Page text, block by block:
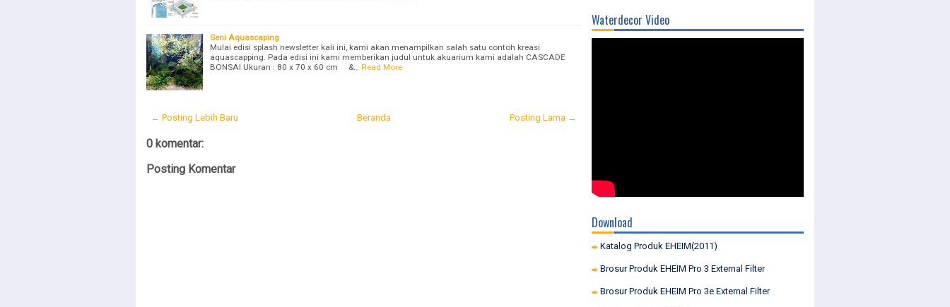
Seni Aquascaping
Mulai edisi splash newsletter kali ini, kami akan menampilkan salah satu contoh kreasi
aquascapping. Pada edisi ini kami memberikan judul untuk akuarium kami adalah CASCADE
BONSAI Ukuran : 80 x 70 x 60 cm &…
Read More
← Posting Lebih Baru Posting Lama →
Beranda
0 komentar:
Posting Komentar
Waterdecor Video
Download
Katalog Produk EHEIM(2011)
Brosur Produk EHEIM Pro 3 External Filter
Brosur Produk EHEIM Pro 3e External Filter